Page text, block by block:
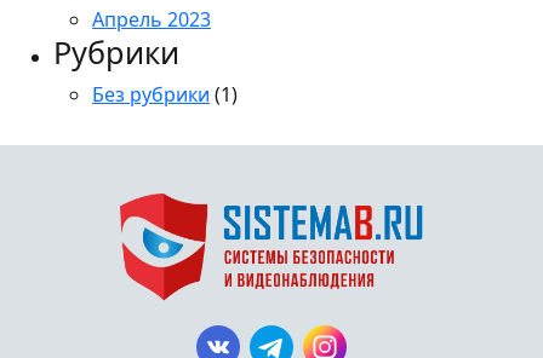
Апрель 2023
Рубрики
Без рубрики (1)